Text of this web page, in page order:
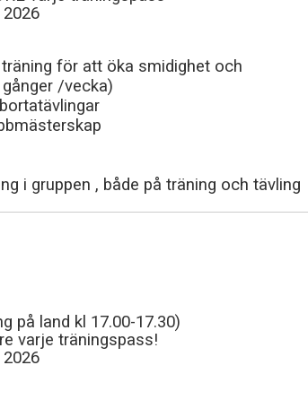
för att öka smidighet och
/vecka)
i gruppen , både på träning och tävling
på land kl 17.00-17.30)
varje träningspass!